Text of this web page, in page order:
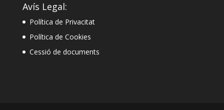
Avís Legal:
Política de Privacitat
Política de Cookies
Cessió de documents